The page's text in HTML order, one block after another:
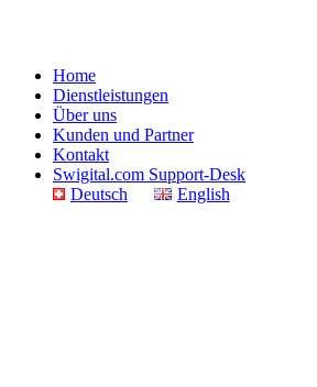
Home
Dienstleistungen
Über uns
Kunden und Partner
Kontakt
Swigital.com Support-Desk
Deutsch
English